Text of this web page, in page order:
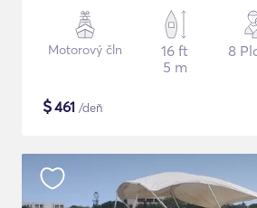
Motorový čln
16 ft
5 m
8
$461 /deň